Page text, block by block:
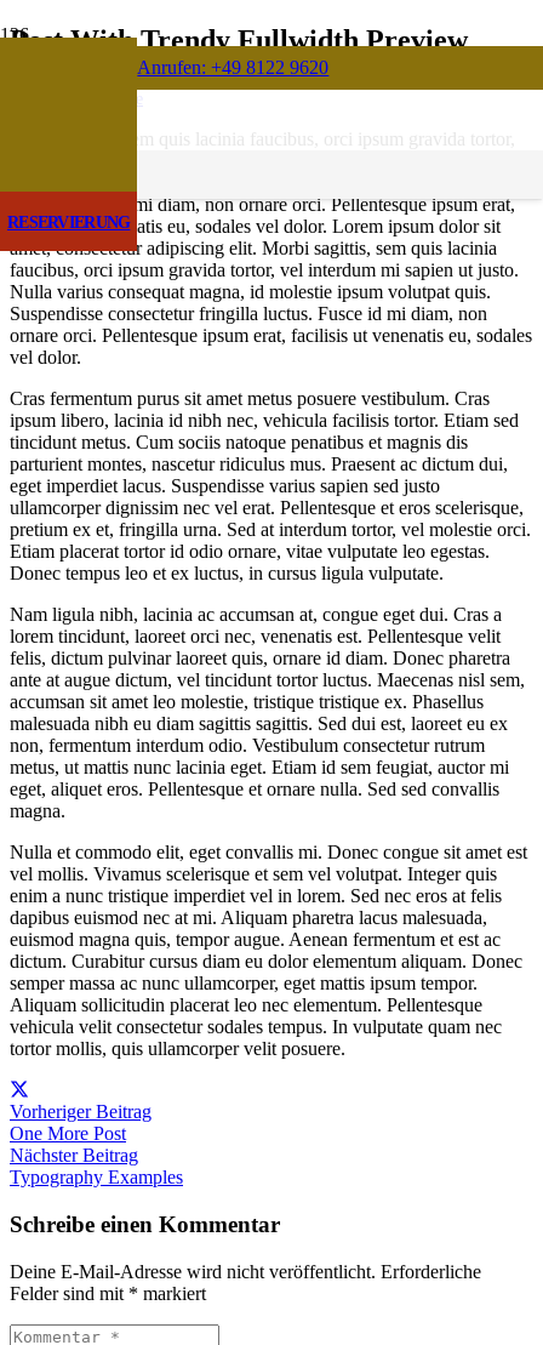
RESERVIERUNG
Anrufen: +49 8122 9620
Post With Trendy Fullwidth Preview
24. März 2013
Keine Kommentare
Morbi sagittis, sem quis lacinia faucibus, orci ipsum gravida tortor,
luctus. Fusce id mi diam, non ornare orci. Pellentesque ipsum erat,
facilisis ut venenatis eu, sodales vel dolor. Lorem ipsum dolor sit
amet, consectetur adipiscing elit. Morbi sagittis, sem quis lacinia
faucibus, orci ipsum gravida tortor, vel interdum mi sapien ut justo.
Nulla varius consequat magna, id molestie ipsum volutpat quis.
Suspendisse consectetur fringilla luctus. Fusce id mi diam, non
ornare orci. Pellentesque ipsum erat, facilisis ut venenatis eu, sodales
vel dolor.
Cras fermentum purus sit amet metus posuere vestibulum. Cras
ipsum libero, lacinia id nibh nec, vehicula facilisis tortor. Etiam sed
tincidunt metus. Cum sociis natoque penatibus et magnis dis
parturient montes, nascetur ridiculus mus. Praesent ac dictum dui,
eget imperdiet lacus. Suspendisse varius sapien sed justo
ullamcorper dignissim nec vel erat. Pellentesque et eros scelerisque,
pretium ex et, fringilla urna. Sed at interdum tortor, vel molestie orci.
Etiam placerat tortor id odio ornare, vitae vulputate leo egestas.
Donec tempus leo et ex luctus, in cursus ligula vulputate.
Nam ligula nibh, lacinia ac accumsan at, congue eget dui. Cras a
lorem tincidunt, laoreet orci nec, venenatis est. Pellentesque velit
felis, dictum pulvinar laoreet quis, ornare id diam. Donec pharetra
ante at augue dictum, vel tincidunt tortor luctus. Maecenas nisl sem,
accumsan sit amet leo molestie, tristique tristique ex. Phasellus
malesuada nibh eu diam sagittis sagittis. Sed dui est, laoreet eu ex
non, fermentum interdum odio. Vestibulum consectetur rutrum
metus, ut mattis nunc lacinia eget. Etiam id sem feugiat, auctor mi
eget, aliquet eros. Pellentesque et ornare nulla. Sed sed convallis
magna.
Nulla et commodo elit, eget convallis mi. Donec congue sit amet est
vel mollis. Vivamus scelerisque et sem vel volutpat. Integer quis
enim a nunc tristique imperdiet vel in lorem. Sed nec eros at felis
dapibus euismod nec at mi. Aliquam pharetra lacus malesuada,
euismod magna quis, tempor augue. Aenean fermentum et est ac
dictum. Curabitur cursus diam eu dolor elementum aliquam. Donec
semper massa ac nunc ullamcorper, eget mattis ipsum tempor.
Aliquam sollicitudin placerat leo nec elementum. Pellentesque
vehicula velit consectetur sodales tempus. In vulputate quam nec
tortor mollis, quis ullamcorper velit posuere.
Vorheriger Beitrag
One More Post
Nächster Beitrag
Typography Examples
Schreibe einen Kommentar
Deine E-Mail-Adresse wird nicht veröffentlicht. Erforderliche
Felder sind mit * markiert